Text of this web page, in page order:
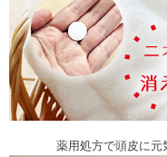
薬用処方で頭皮に元